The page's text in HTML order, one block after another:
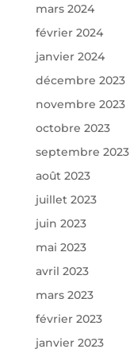
mars 2024
février 2024
janvier 2024
décembre 2023
novembre 2023
octobre 2023
septembre 2023
août 2023
juillet 2023
juin 2023
mai 2023
avril 2023
mars 2023
février 2023
janvier 2023